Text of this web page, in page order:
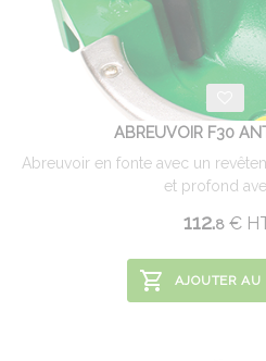
ABREUVOIR F30
Abreuvoir en fonte avec un
et profond
112.8 €
AJOUTER AU